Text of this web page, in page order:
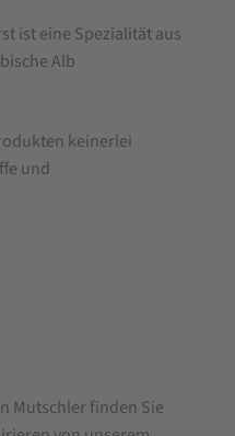
ist eine Spezialität aus
Alb
keinerlei
und
Mutschler finden Sie